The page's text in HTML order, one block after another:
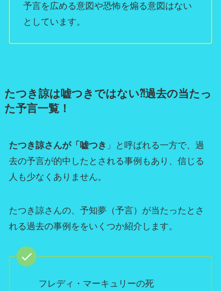
予言を広める意図や恐怖を煽る意図はない
としています。
たつき諒は嘘つきではない⁈過去の当たっ
た予言一覧！
たつき諒さんが「嘘つき 」と呼ばれる一方で、過
去の予言が的中したとされる事例もあり、信じる
人も少なくありません。
たつき諒さんの、予知夢（予言）が当たったとさ
れる過去の事例ををいくつか紹介します。
フレディ・マーキュリーの死